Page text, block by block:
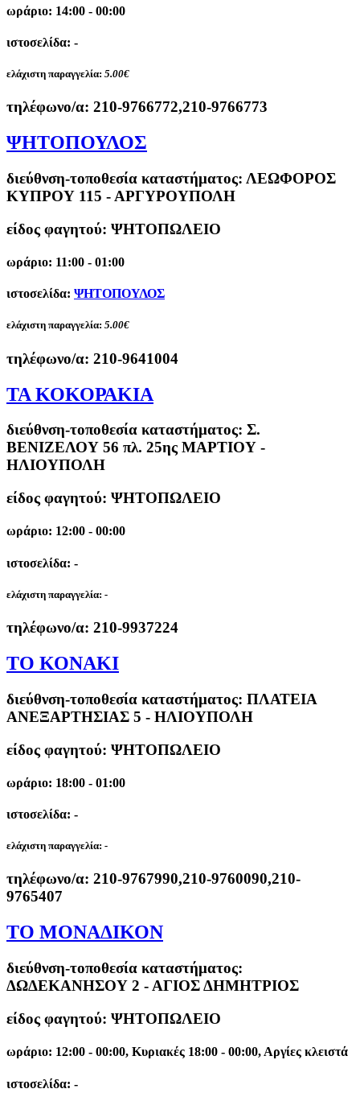
ωράριο: 14:00 - 00:00
ιστοσελίδα: -
ελάχιστη παραγγελία: 5.00€
τηλέφωνο/α: 210-9766772,210-9766773
ΨΗΤΟΠΟΥΛΟΣ
διεύθνση-τοποθεσία καταστήματος: ΛΕΩΦΟΡΟΣ
ΚΥΠΡΟΥ 115 - ΑΡΓΥΡΟΥΠΟΛΗ
είδος φαγητού: ΨΗΤΟΠΩΛΕΙΟ
ωράριο: 11:00 - 01:00
ιστοσελίδα: ΨΗΤΟΠΟΥΛΟΣ
ελάχιστη παραγγελία: 5.00€
τηλέφωνο/α: 210-9641004
ΤΑ ΚΟΚΟΡΑΚΙΑ
διεύθνση-τοποθεσία καταστήματος: Σ.
ΒΕΝΙΖΕΛΟΥ 56 πλ. 25ης ΜΑΡΤΙΟΥ -
ΗΛΙΟΥΠΟΛΗ
είδος φαγητού: ΨΗΤΟΠΩΛΕΙΟ
ωράριο: 12:00 - 00:00
ιστοσελίδα: -
ελάχιστη παραγγελία: -
τηλέφωνο/α: 210-9937224
ΤΟ ΚΟΝΑΚΙ
διεύθνση-τοποθεσία καταστήματος: ΠΛΑΤΕΙΑ
ΑΝΕΞΑΡΤΗΣΙΑΣ 5 - ΗΛΙΟΥΠΟΛΗ
είδος φαγητού: ΨΗΤΟΠΩΛΕΙΟ
ωράριο: 18:00 - 01:00
ιστοσελίδα: -
ελάχιστη παραγγελία: -
τηλέφωνο/α: 210-9767990,210-9760090,210-
9765407
ΤΟ ΜΟΝΑΔΙΚΟΝ
διεύθνση-τοποθεσία καταστήματος:
ΔΩΔΕΚΑΝΗΣΟΥ 2 - ΑΓΙΟΣ ΔΗΜΗΤΡΙΟΣ
είδος φαγητού: ΨΗΤΟΠΩΛΕΙΟ
ωράριο: 12:00 - 00:00, Κυριακές 18:00 - 00:00, Αργίες κλειστά
ιστοσελίδα: -